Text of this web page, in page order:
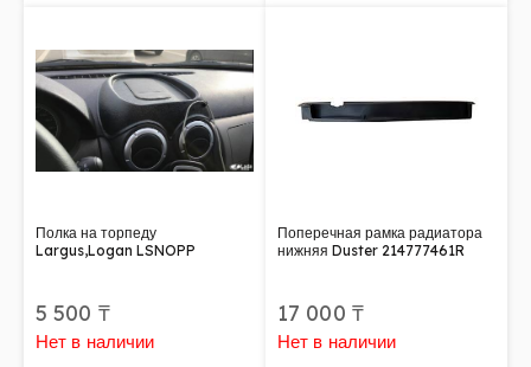
Полка на торпеду
Largus,Logan LSNOPP
5 500 ₸
Нет в наличии
Поперечная рамка радиатора
нижняя Duster 214777461R
17 000 ₸
Нет в наличии